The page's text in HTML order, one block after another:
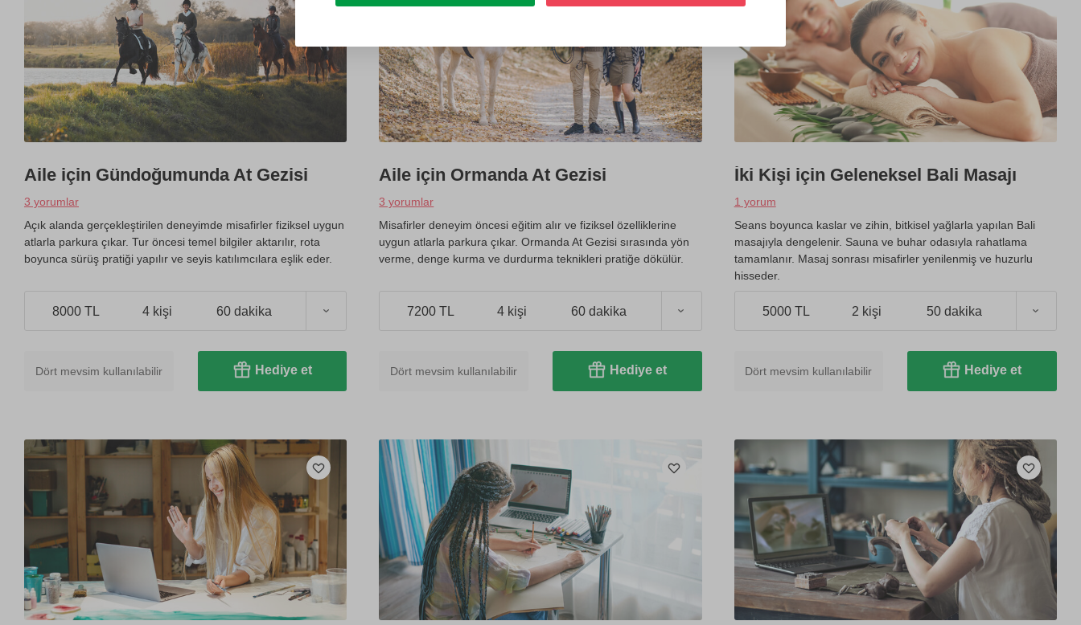
Aile için Gündoğumunda At Gezisi
3 yorumlar
Açık alanda gerçekleştirilen deneyimde misafirler fiziksel uygun
atlarla parkura çıkar. Tur öncesi temel bilgiler aktarılır, rota
boyunca sürüş pratiği yapılır ve seyis katılımcılara eşlik eder.
8000 TL 4 kişi 60 dakika
Dört mevsim kullanılabilir Hediye et
Aile için Ormanda At Gezisi
3 yorumlar
Misafirler deneyim öncesi eğitim alır ve fiziksel özelliklerine
uygun atlarla parkura çıkar. Ormanda At Gezisi sırasında yön
verme, denge kurma ve durdurma teknikleri pratiğe dökülür.
7200 TL 4 kişi 60 dakika
Dört mevsim kullanılabilir Hediye et
İki Kişi için Geleneksel Bali Masajı
1 yorum
Seans boyunca kaslar ve zihin, bitkisel yağlarla yapılan Bali
masajıyla dengelenir. Sauna ve buhar odasıyla rahatlama
tamamlanır. Masaj sonrası misafirler yenilenmiş ve huzurlu
hisseder.
5000 TL 2 kişi 50 dakika
Dört mevsim kullanılabilir Hediye et